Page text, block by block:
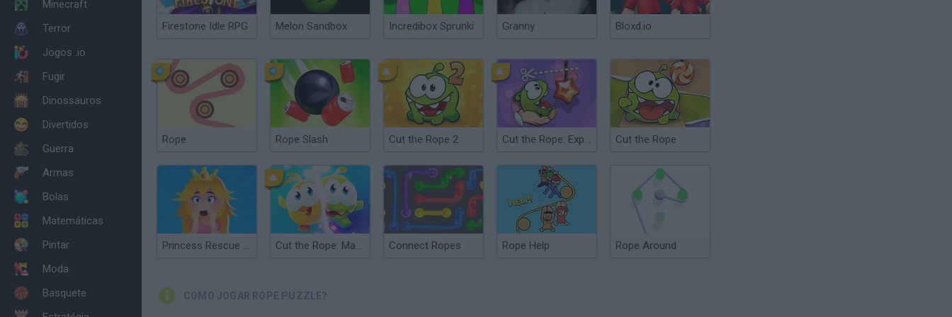
Minecraft
Terror
Jogos .io
Fugir
Dinossauros
Divertidos
Guerra
Armas
Bolas
Matemáticas
Pintar
Moda
Basquete
Firestone Idle RPG Melon Sandbox Incredibox Sprunki Granny Bloxd.io
Rope Rope Slash Cut the Rope 2 Cut the Rope: Experiments Cut the Rope
Princess Rescue Cut Rope Cut the Rope: Magic Connect Ropes Rope Help Rope Around
COMO JOGAR ROPE PUZZLE?